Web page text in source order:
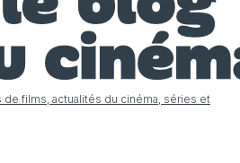
de films, actualités du cinéma, séries et